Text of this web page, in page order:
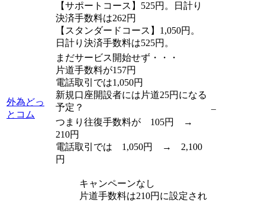
【サポートコース】525円。日計り
決済手数料は262円
【スタンダードコース】1,050円。
日計り決済手数料は525円。
外為どっ
とコム
まだサービス開始せず・・・
片道手数料が157円
電話取引では1,050円
新規口座開設者には片道25円になる
予定？
–
つまり往復手数料が 105円 →
210円
電話取引では 1,050円 → 2,100
円
キャンペーンなし
片道手数料は210円に設定され